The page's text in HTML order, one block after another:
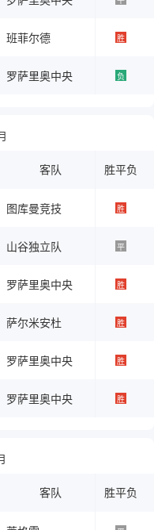
班菲尔德 胜
罗萨里奥中央 负
客队 胜平负
图库曼竞技 胜
山谷独立队 平
罗萨里奥中央 胜
萨尔米安杜 胜
罗萨里奥中央 胜
罗萨里奥中央 胜
客队 胜平负